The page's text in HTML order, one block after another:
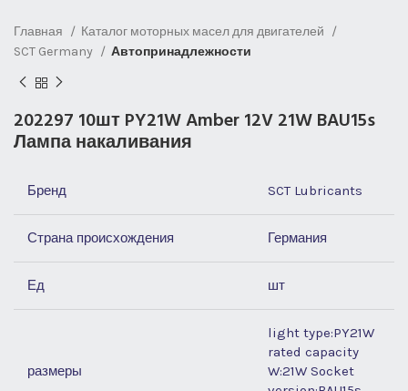
Главная
Каталог моторных масел для двигателей
SCT Germany
Автопринадлежности
202297 10шт PY21W Amber 12V 21W BAU15s
Лампа накаливания
Бренд SCT Lubricants
Страна происхождения Германия
Ед шт
размеры
light type:PY21W
rated capacity
W:21W Socket